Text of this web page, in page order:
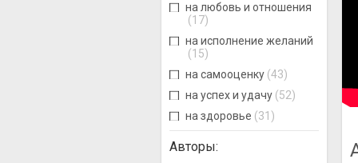
на любовь и отношения
(17)
на исполнение желаний
(15)
на самооценку (43)
на успех и удачу (52)
на здоровье (31)
Авторы: